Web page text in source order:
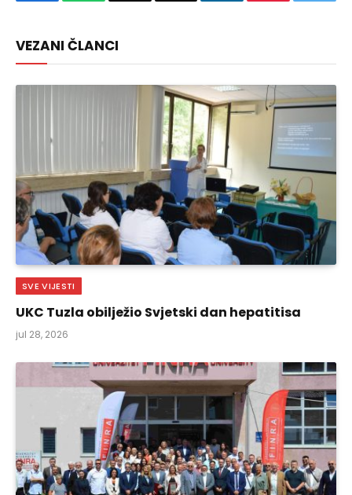
VEZANI ČLANCI
SVE VIJESTI
UKC Tuzla obilježio Svjetski dan hepatitisa
jul 28, 2026